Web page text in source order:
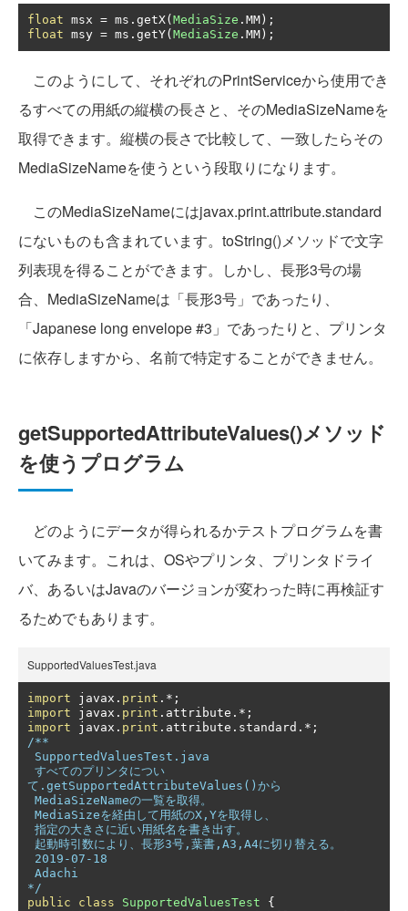
float msx = ms . getX(MediaSize . MM);
float msy = ms . getY(MediaSize . MM);
このようにして、それぞれのPrintServiceから使用でき
るすべての用紙の縦横の長さと、そのMediaSizeNameを
取得できます。縦横の長さで比較して、一致したらその
MediaSizeNameを使うという段取りになります。
このMediaSizeNameにはjavax.print.attribute.standard
にないものも含まれています。toString()メソッドで文字
列表現を得ることができます。しかし、長形3号の場
合、MediaSizeNameは「長形3号」であったり、
「Japanese long envelope #3」であったりと、プリンタ
に依存しますから、名前で特定することができません。
getSupportedAttributeValues()メソッド
を使うプログラム
どのようにデータが得られるかテストプログラムを書
いてみます。これは、OSやプリンタ、プリンタドライ
バ、あるいはJavaのバージョンが変わった時に再検証す
るためでもあります。
SupportedValuesTest.java
import javax . print .*;
import javax . print . attribute .*;
import javax . print . attribute . standard .*;
/**
て.getSupportedAttributeValues()から
*/
public
class SupportedValuesTest
{